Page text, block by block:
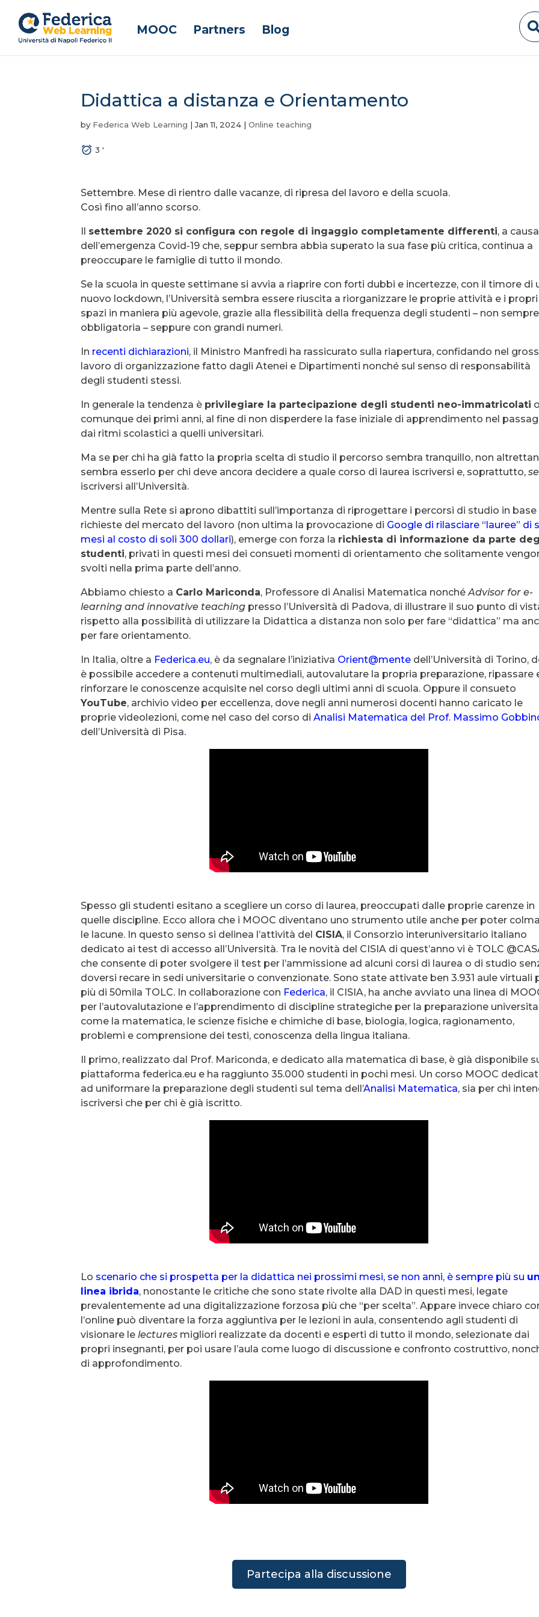
MOOC Partners Blog
Didattica a distanza e Orientamento
by Federica Web Learning |Jan 11, 2024 |Online teaching
3 '
Settembre. Mese di rientro dalle vacanze, di ripresa del lavoro e della scuola.
Così fino all’anno scorso.
Il settembre 2020 si configura con regole di ingaggio completamente differenti, a causa
dell’emergenza Covid-19 che, seppur sembra abbia superato la sua fase più critica, continua a
preoccupare le famiglie di tutto il mondo.
Se la scuola in queste settimane si avvia a riaprire con forti dubbi e incertezze, con il timore di
nuovo lockdown, l’Università sembra essere riuscita a riorganizzare le proprie attività e i propri
spazi in maniera più agevole, grazie alla flessibilità della frequenza degli studenti – non sempre
obbligatoria – seppure con grandi numeri.
In recenti dichiarazioni, il Ministro Manfredi ha rassicurato sulla riapertura, confidando nel
lavoro di organizzazione fatto dagli Atenei e Dipartimenti nonché sul senso di responsabilità
degli studenti stessi.
In generale la tendenza è privilegiare la partecipazione degli studenti neo-immatricolati
comunque dei primi anni, al fine di non disperdere la fase iniziale di apprendimento nel
dai ritmi scolastici a quelli universitari.
Ma se per chi ha già fatto la propria scelta di studio il percorso sembra tranquillo, non
sembra esserlo per chi deve ancora decidere a quale corso di laurea iscriversi e, soprattutto,se
iscriversi all’Università.
Mentre sulla Rete si aprono dibattiti sull’importanza di riprogettare i percorsi di studio in base
richieste del mercato del lavoro (non ultima la provocazione di Google di rilasciare “lauree” di
mesi al costo di soli 300 dollari), emerge con forza la richiesta di informazione da parte
studenti, privati in questi mesi dei consueti momenti di orientamento che solitamente
svolti nella prima parte dell’anno.
Abbiamo chiesto a Carlo Mariconda, Professore di Analisi Matematica nonchéAdvisor for e-
learning and innovative teaching presso l’Università di Padova, di illustrare il suo punto di
rispetto alla possibilità di utilizzare la Didattica a distanza non solo per fare “didattica” ma
per fare orientamento.
In Italia, oltre a Federica.eu, è da segnalare l’iniziativa Orient@mente dell’Università di Torino,
è possibile accedere a contenuti multimediali, autovalutare la propria preparazione, ripassare
rinforzare le conoscenze acquisite nel corso degli ultimi anni di scuola. Oppure il consueto
YouTube, archivio video per eccellenza, dove negli anni numerosi docenti hanno caricato le
proprie videolezioni, come nel caso del corso diAnalisi Matematica del Prof. Massimo
dell’Università di Pisa.
Spesso gli studenti esitano a scegliere un corso di laurea, preoccupati dalle proprie carenze in
quelle discipline. Ecco allora che i MOOC diventano uno strumento utile anche per poter
le lacune. In questo senso si delinea l’attività del CISIA, il Consorzio interuniversitario italiano
dedicato ai test di accesso all’Università. Tra le novità del CISIA di quest’anno vi è TOLC
che consente di poter svolgere il test per l’ammissione ad alcuni corsi di laurea o di studio
doversi recare in sedi universitarie o convenzionate. Sono state attivate ben 3.931 aule virtuali
più di 50mila TOLC. In collaborazione con Federica, il CISIA, ha anche avviato una linea di
per l’autovalutazione e l’apprendimento di discipline strategiche per la preparazione
come la matematica, le scienze fisiche e chimiche di base, biologia, logica, ragionamento,
problemi e comprensione dei testi, conoscenza della lingua italiana.
Il primo, realizzato dal Prof. Mariconda, e dedicato alla matematica di base, è già disponibile
piattaforma federica.eu e ha raggiunto 35.000 studenti in pochi mesi. Un corso MOOC
ad uniformare la preparazione degli studenti sul tema dell’Analisi Matematica, sia per chi
iscriversi che per chi è già iscritto.
Lo scenario che si prospetta per la didattica nei prossimi mesi, se non anni, è sempre più su
linea ibrida, nonostante le critiche che sono state rivolte alla DAD in questi mesi, legate
prevalentemente ad una digitalizzazione forzosa più che “per scelta”. Appare invece chiaro
l’online può diventare la forza aggiuntiva per le lezioni in aula, consentendo agli studenti di
visionare le lectures migliori realizzate da docenti e esperti di tutto il mondo, selezionate dai
propri insegnanti, per poi usare l’aula come luogo di discussione e confronto costruttivo,
di approfondimento.
Partecipa alla discussione